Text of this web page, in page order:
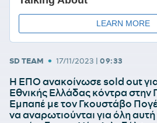
SD TEAM • 17/11/2023 | 09:33
Η ΕΠΟ ανακοίνωσε sold out
Εθνικής Ελλάδας κόντρα στην
Εμπαπέ με τον Γκουστάβο
να αναρωτιούνται για όλη